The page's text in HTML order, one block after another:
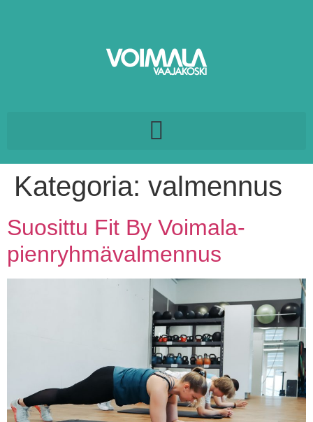
Kategoria: valmennus
Suosittu Fit By Voimala-
pienryhmävalmennus